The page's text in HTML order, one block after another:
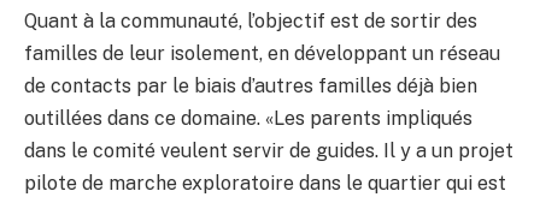
Quant à la communauté, l’objectif est de sortir des
familles de leur isolement, en développant un réseau
de contacts par le biais d’autres familles déjà bien
outillées dans ce domaine. «Les parents impliqués
dans le comité veulent servir de guides. Il y a un projet
pilote de marche exploratoire dans le quartier qui est